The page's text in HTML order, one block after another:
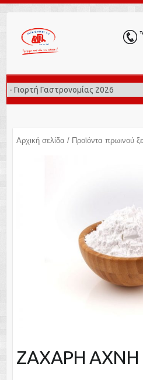
Αρχική σελίδα / Προϊόντα πρωινού
ΖΑΧΑΡΗ ΑΧΝΗ